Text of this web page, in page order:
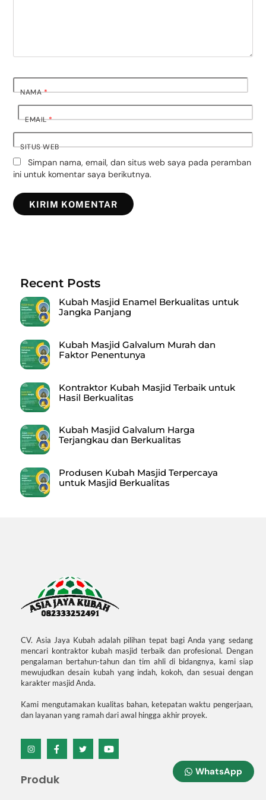
WhatsApp
NAMA*
EMAIL*
SITUS WEB
Simpan nama, email, dan situs web saya pada peramban
ini untuk komentar saya berikutnya.
Recent Posts
Kubah Masjid Enamel Berkualitas untuk
Jangka Panjang
Kubah Masjid Galvalum Murah dan
Faktor Penentunya
Kontraktor Kubah Masjid Terbaik untuk
Hasil Berkualitas
Kubah Masjid Galvalum Harga
Terjangkau dan Berkualitas
Produsen Kubah Masjid Terpercaya
untuk Masjid Berkualitas
CV. Asia Jaya Kubah adalah pilihan tepat bagi Anda yang sedang
mencari kontraktor kubah masjid terbaik dan profesional. Dengan
pengalaman bertahun-tahun dan tim ahli di bidangnya, kami siap
mewujudkan desain kubah yang indah, kokoh, dan sesuai dengan
karakter masjid Anda.
Kami mengutamakan kualitas bahan, ketepatan waktu pengerjaan,
dan layanan yang ramah dari awal hingga akhir proyek.
Icon
Icon
Icon
Icon
Produk